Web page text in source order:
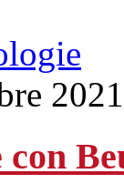
con